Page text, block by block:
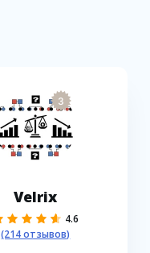
3
Velrix
4.6
(214 отзывов)